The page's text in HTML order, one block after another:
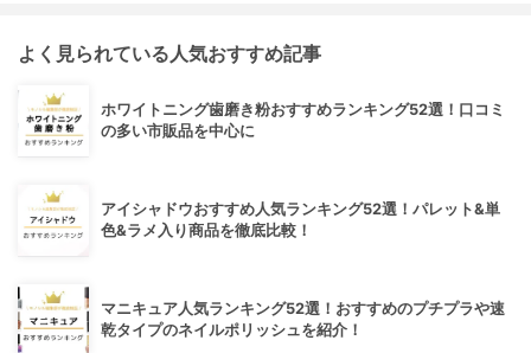
よく見られている人気おすすめ記事
ホワイトニング歯磨き粉おすすめランキング52選！口コミ
の多い市販品を中心に
アイシャドウおすすめ人気ランキング52選！パレット&単
色&ラメ入り商品を徹底比較！
マニキュア人気ランキング52選！おすすめのプチプラや速
乾タイプのネイルポリッシュを紹介！